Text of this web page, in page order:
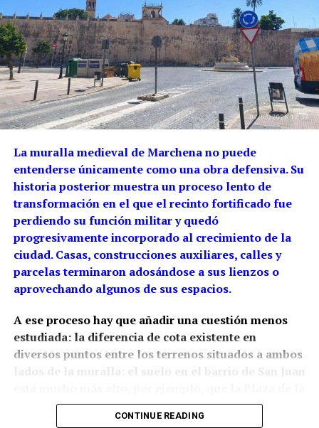
La muralla medieval de Marchena no puede
entenderse únicamente como una obra defensiva. Su
historia posterior muestra un proceso lento de
transformación en el que el recinto fortificado fue
perdiendo su función militar y quedó
progresivamente incorporado al crecimiento de la
ciudad. Casas, construcciones auxiliares, calles y
parcelas terminaron adosándose a sus lienzos o
aprovechando algunos de sus espacios.
A ese proceso hay que añadir una cuestión menos
estudiada: la diferencia de cota existente en
diversos puntos entre los terrenos situados a ambos
lados de la muralla: el suelo en el barrio de San Juan
Constitución.La arqueología ha demostrado que
esta relación con el relieve estaba presente desde la
CONTINUE READING